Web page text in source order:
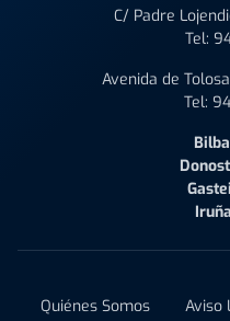
C/ Padre
Tel:
Avenida de
Tel:
Iruña
Quiénes Somos Aviso